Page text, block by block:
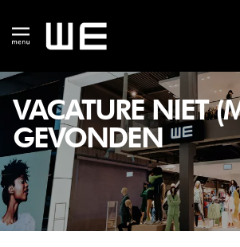
VACATURE NIET
GEVONDEN